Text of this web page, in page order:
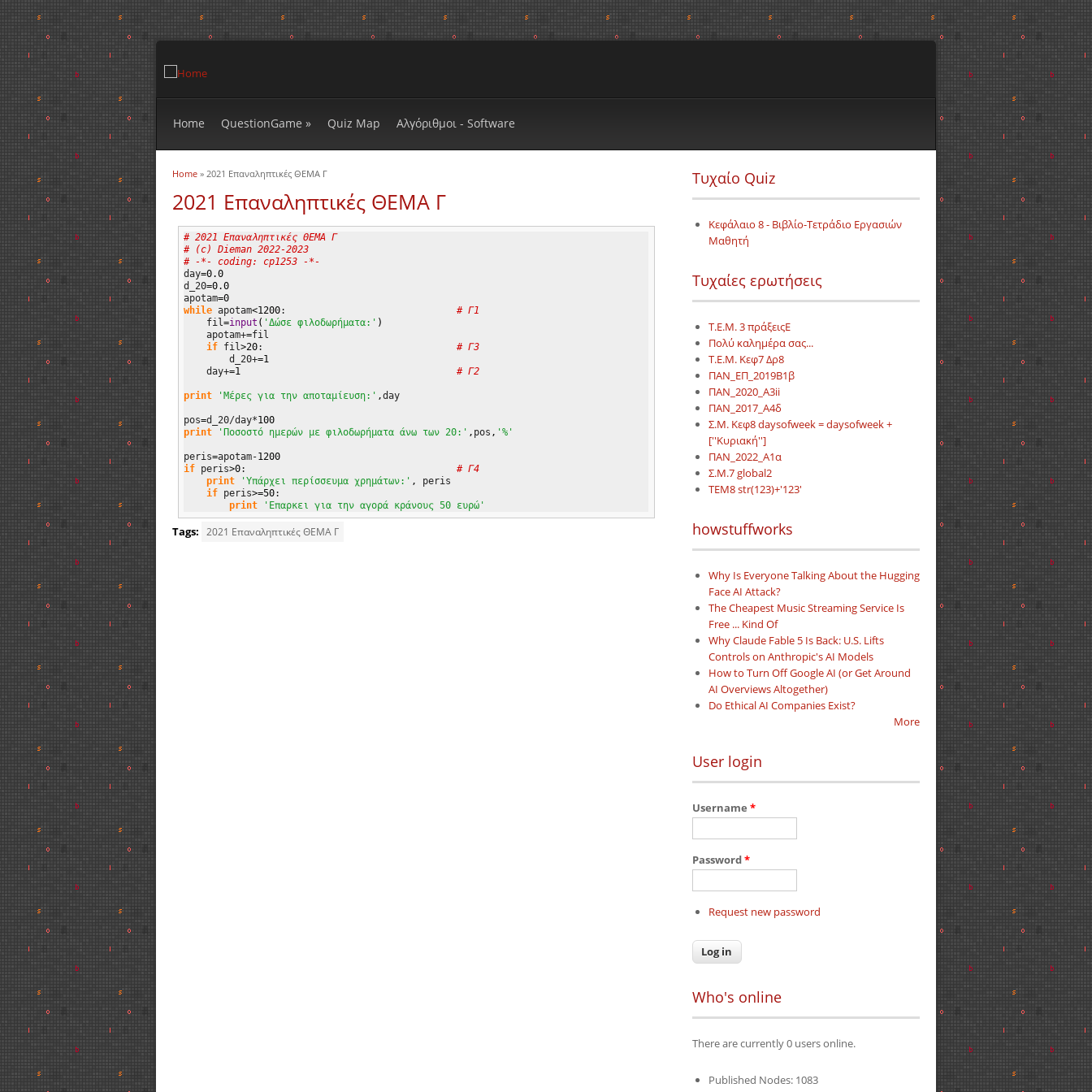
Home QuestionGame » Quiz Map Αλγόριθμοι - Software
You are here
Home » 2021 Επαναληπτικές ΘΕΜΑ Γ
2021 Επαναληπτικές ΘΕΜΑ Γ
# 2021 Επαναληπτικές ΘΕΜΑ Γ
# (c) Dieman 2022-2023
# -*- coding: cp1253 -*-
day=0.0
d_20=0.0
apotam=0
while apotam<1200: # Γ1
    fil
=input ( 'Δώσε φιλοδωρήματα:' )
    apotam+
=fil
if fil>20: # Γ3
        d_20+
=1
    day+
=1 # Γ2
print 'Μέρες για την αποταμίευση:' ,day
pos=d_20/day*100
print
'Ποσοστό ημερών με φιλοδωρήματα άνω των 20:' , pos , '%'
peris=apotam-1200
if peris>0: # Γ4
print
'Υπάρχει περίσσευμα χρημάτων:' ,
peris
if peris>=50:
print
'Επαρκει για την αγορά κράνους 50 ευρώ'
Tags: 2021 Επαναληπτικές ΘΕΜΑ Γ
Τυχαίο Quiz
Κεφάλαιο 8 - Βιβλίο-Τετράδιο Εργασιών
Μαθητή
Τυχαίες ερωτήσεις
Τ.Ε.Μ. 3 πράξειςE
Πολύ καλημέρα σας...
Τ.Ε.Μ. Κεφ7 Δρ8
ΠΑΝ_ΕΠ_2019Β1β
ΠΑΝ_2020_Α3ii
ΠΑΝ_2017_Α4δ
Σ.Μ. Κεφ8 daysofweek = daysofweek +
[''Κυριακή'']
ΠΑΝ_2022_Α1α
Σ.Μ.7 global2
TEM8 str(123)+'123'
howstuffworks
Why Is Everyone Talking About the Hugging
Face AI Attack?
The Cheapest Music Streaming Service Is
Free ... Kind Of
Why Claude Fable 5 Is Back: U.S. Lifts
Controls on Anthropic's AI Models
How to Turn Off Google AI (or Get Around
AI Overviews Altogether)
Do Ethical AI Companies Exist?
More
User login
Username *
Password*
Request new password
Who's online
There are currently 0 users online.
Published Nodes: 1083